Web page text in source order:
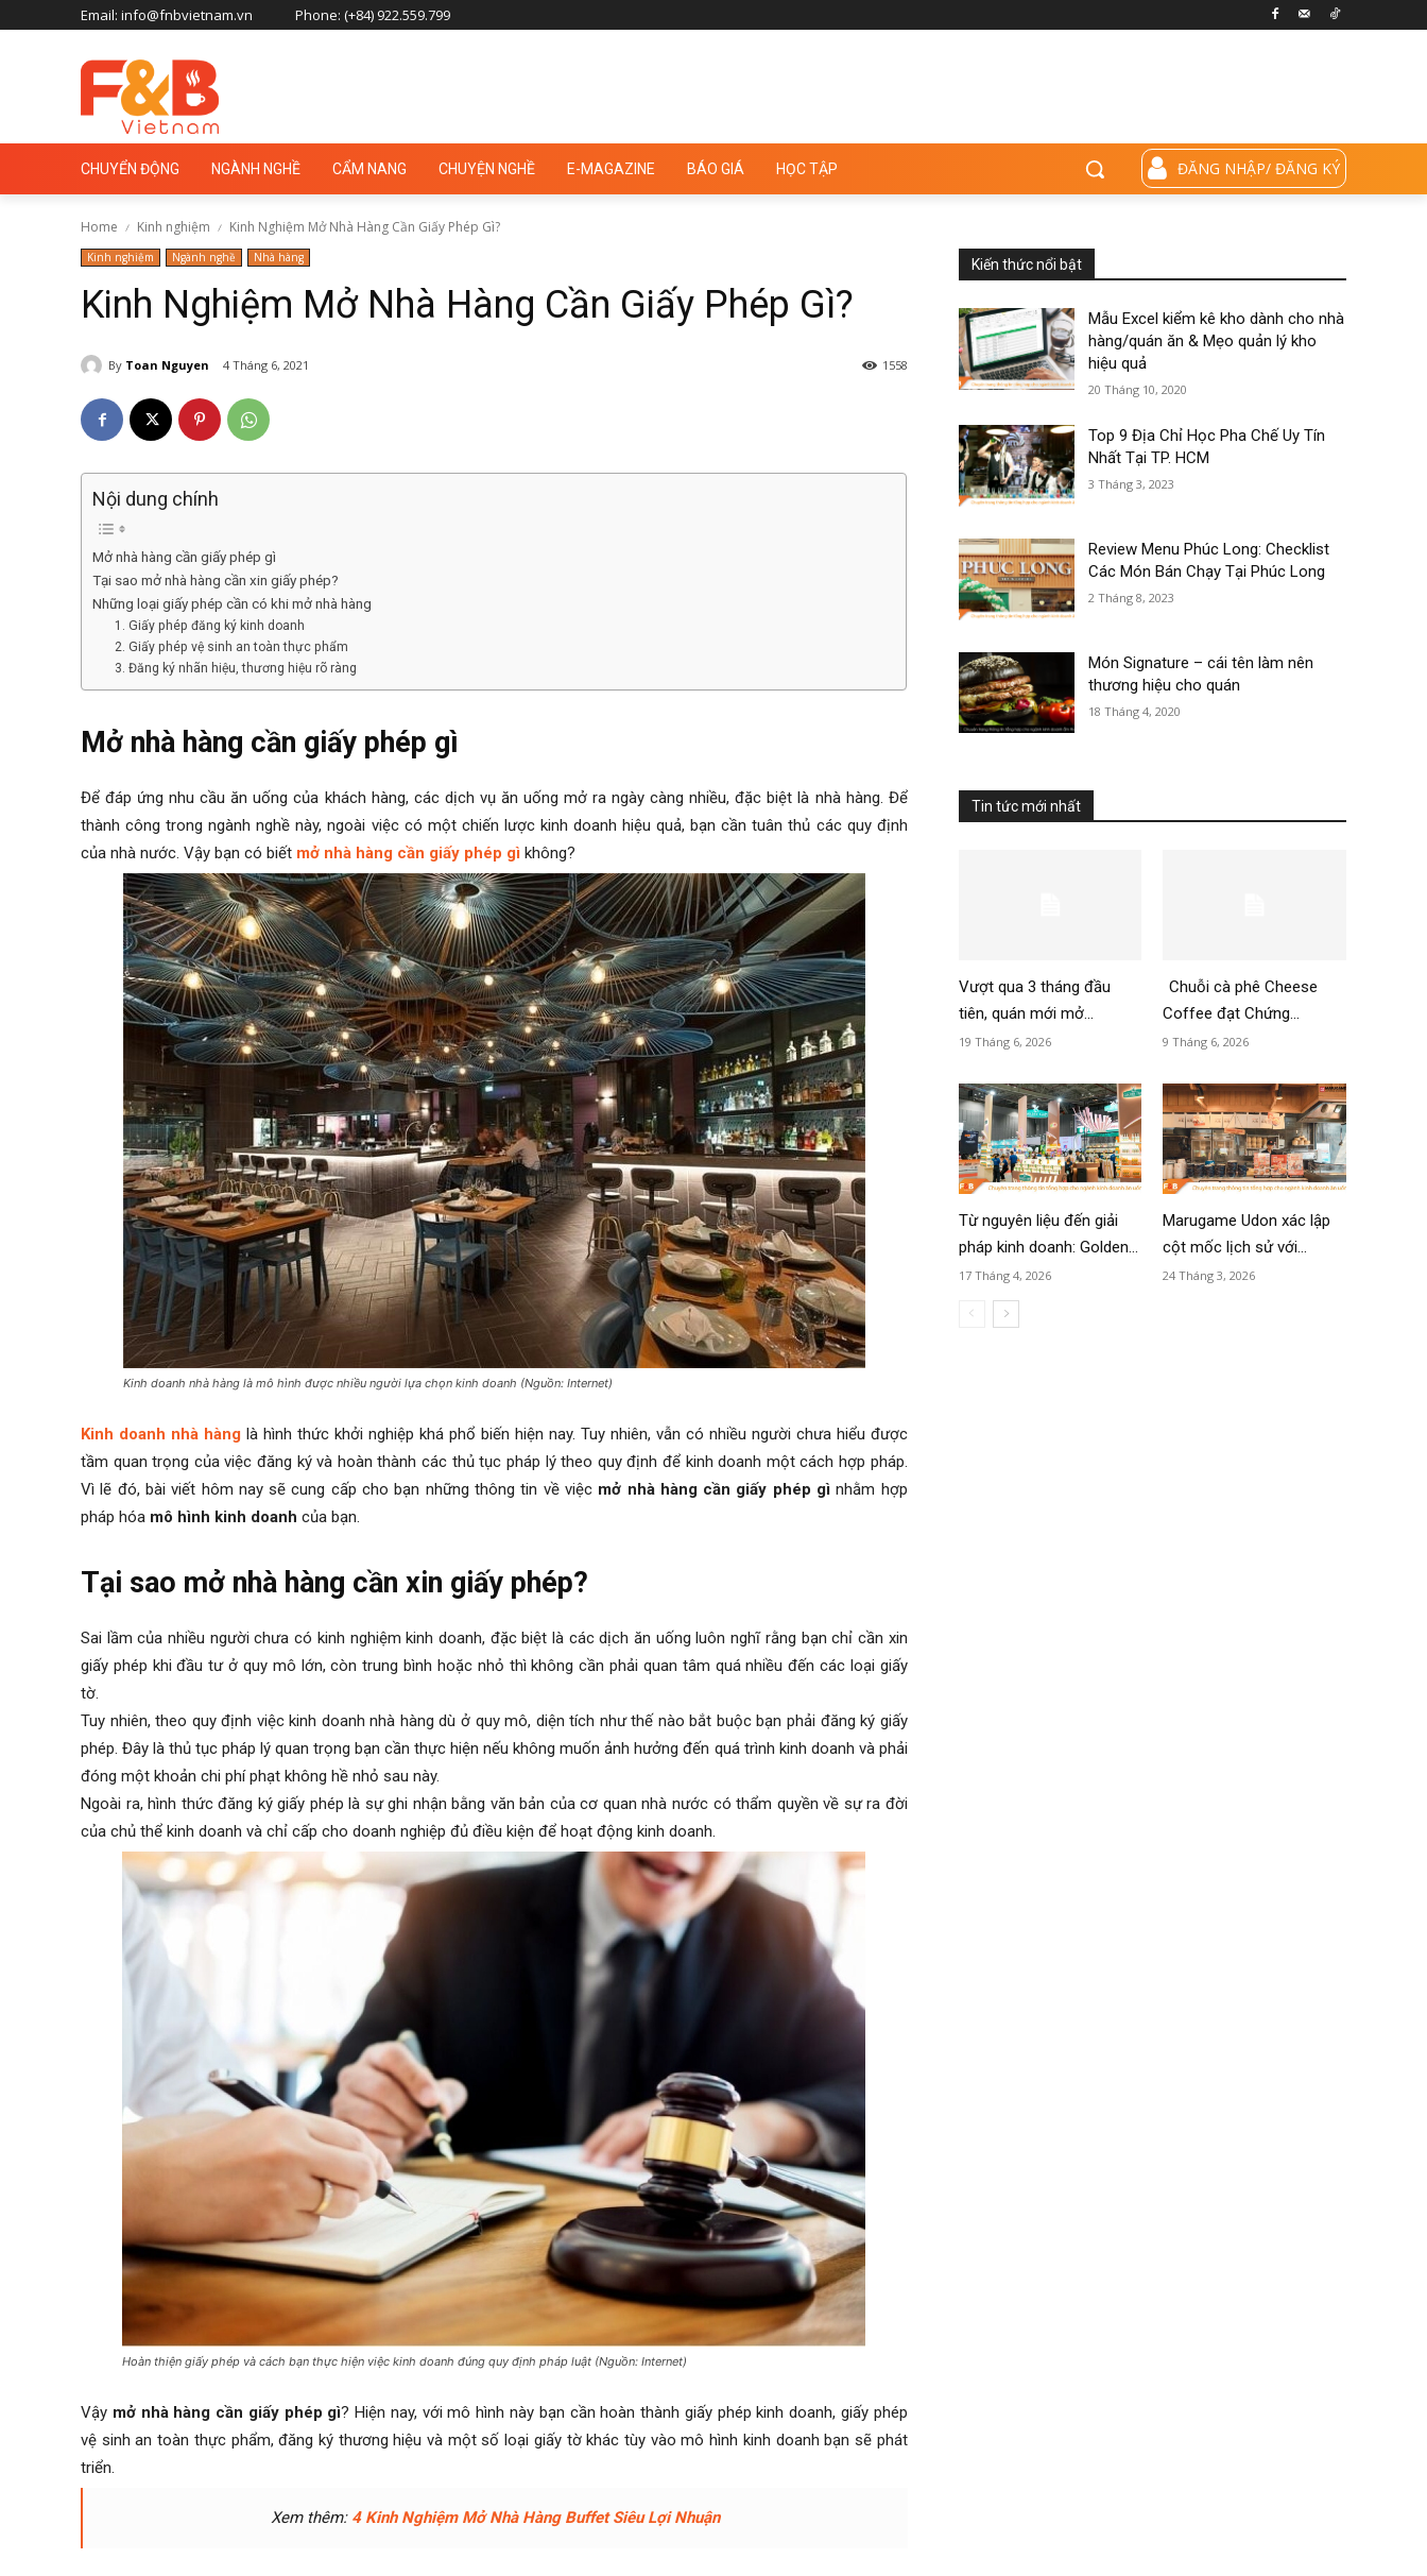
Email: info@fnbvietnam.vn Phone: (+84) 922.559.799
CHUYỂN ĐỘNG NGÀNH NGHỀ CẨM NANG CHUYỆN NGHỀ E-MAGAZINE BÁO GIÁ HỌC TẬP ĐĂNG NHẬP/ ĐĂNG KÝ
Home Kinh nghiệm Kinh Nghiệm Mở Nhà Hàng Cần Giấy Phép Gì?
Kinh nghiệm Ngành nghề Nhà hàng
Kinh Nghiệm Mở Nhà Hàng Cần Giấy Phép Gì?
By Toan Nguyen 4 Tháng 6, 2021 1558
Nội dung chính
Mở nhà hàng cần giấy phép gì
Tại sao mở nhà hàng cần xin giấy phép?
Những loại giấy phép cần có khi mở nhà hàng
1. Giấy phép đăng ký kinh doanh
2. Giấy phép vệ sinh an toàn thực phẩm
3. Đăng ký nhãn hiệu, thương hiệu rõ ràng
Mở nhà hàng cần giấy phép gì
Để đáp ứng nhu cầu ăn uống của khách hàng, các dịch vụ ăn uống mở ra ngày càng nhiều, đặc biệt là nhà hàng. Để
thành công trong ngành nghề này, ngoài việc có một chiến lược kinh doanh hiệu quả, bạn cần tuân thủ các quy định
của nhà nước. Vậy bạn có biết mở nhà hàng cần giấy phép gì không?
Kinh doanh nhà hàng là mô hình được nhiều người lựa chọn kinh doanh (Nguồn: Internet)
Kinh doanh nhà hànglà hình thức khởi nghiệp khá phổ biến hiện nay. Tuy nhiên, vẫn có nhiều người chưa hiểu được
tầm quan trọng của việc đăng ký và hoàn thành các thủ tục pháp lý theo quy định để kinh doanh một cách hợp pháp.
Vì lẽ đó, bài viết hôm nay sẽ cung cấp cho bạn những thông tin về việc mở nhà hàng cần giấy phép gìnhằm hợp
pháp hóa mô hình kinh doanh của bạn.
Tại sao mở nhà hàng cần xin giấy phép?
Sai lầm của nhiều người chưa có kinh nghiệm kinh doanh, đặc biệt là các dịch ăn uống luôn nghĩ rằng bạn chỉ cần xin
giấy phép khi đầu tư ở quy mô lớn, còn trung bình hoặc nhỏ thì không cần phải quan tâm quá nhiều đến các loại giấy
tờ.
Tuy nhiên, theo quy định việc kinh doanh nhà hàng dù ở quy mô, diện tích như thế nào bắt buộc bạn phải đăng ký giấy
phép. Đây là thủ tục pháp lý quan trọng bạn cần thực hiện nếu không muốn ảnh hưởng đến quá trình kinh doanh và phải
đóng một khoản chi phí phạt không hề nhỏ sau này.
Ngoài ra, hình thức đăng ký giấy phép là sự ghi nhận bằng văn bản của cơ quan nhà nước có thẩm quyền về sự ra đời
của chủ thể kinh doanh và chỉ cấp cho doanh nghiệp đủ điều kiện để hoạt động kinh doanh.
Hoàn thiện giấy phép và cách bạn thực hiện việc kinh doanh đúng quy định pháp luật (Nguồn: Internet)
Vậy mở nhà hàng cần giấy phép gì? Hiện nay, với mô hình này bạn cần hoàn thành giấy phép kinh doanh, giấy phép
vệ sinh an toàn thực phẩm, đăng ký thương hiệu và một số loại giấy tờ khác tùy vào mô hình kinh doanh bạn sẽ phát
triển.
Xem thêm: 4 Kinh Nghiệm Mở Nhà Hàng Buffet Siêu Lợi Nhuận
Kiến thức nổi bật
Mẫu Excel kiểm kê kho dành cho nhà
hàng/quán ăn & Mẹo quản lý kho
hiệu quả
20 Tháng 10, 2020
Top 9 Địa Chỉ Học Pha Chế Uy Tín
Nhất Tại TP. HCM
3 Tháng 3, 2023
Review Menu Phúc Long: Checklist
Các Món Bán Chạy Tại Phúc Long
2 Tháng 8, 2023
Món Signature – cái tên làm nên
thương hiệu cho quán
18 Tháng 4, 2020
Tin tức mới nhất
Vượt qua 3 tháng đầu
tiên, quán mới mở...
19 Tháng 6, 2026
Chuỗi cà phê Cheese
Coffee đạt Chứng...
9 Tháng 6, 2026
Từ nguyên liệu đến giải
pháp kinh doanh: Golden...
17 Tháng 4, 2026
Marugame Udon xác lập
cột mốc lịch sử với...
24 Tháng 3, 2026